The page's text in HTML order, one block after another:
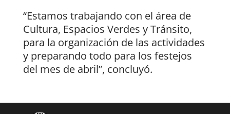
“Estamos trabajando con el área de
Cultura, Espacios Verdes y Tránsito,
para la organización de las actividades
y preparando todo para los festejos
del mes de abril”, concluyó.